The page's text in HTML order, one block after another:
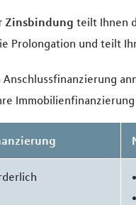
Zinsbindung teilt Ihnen
Prolongation und teilt